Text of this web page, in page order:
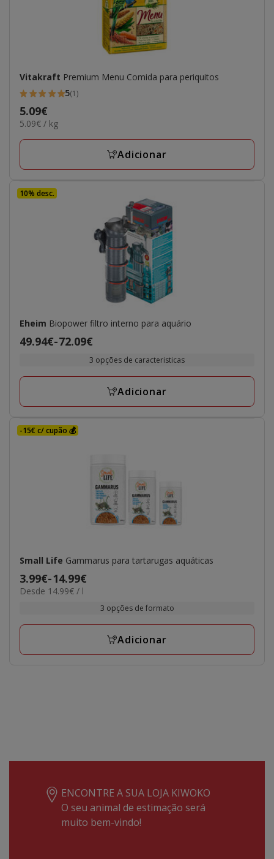
Vitakraft Premium Menu Comida para periquitos
5
estrelas
com
1
5(1)
Preço
5.09€
5.09€
5.09€
KG
5.09€ / kg
Adicionar
10% desc.
Eheim Biopower filtro interno para aquário
Preço
a
72.09€
49.94€-72.09€
3 opções de caracteristicas
Adicionar
-15€ c/ cupão 💰
Small Life Gammarus para tartarugas aquáticas
Preço
de
a
3.99€-14.99€
14.99€
Desde 14.99€ / l
3 opções de formato
Adicionar
ENCONTRE A SUA LOJA KIWOKO
O seu animal de estimação será
muito bem-vindo!